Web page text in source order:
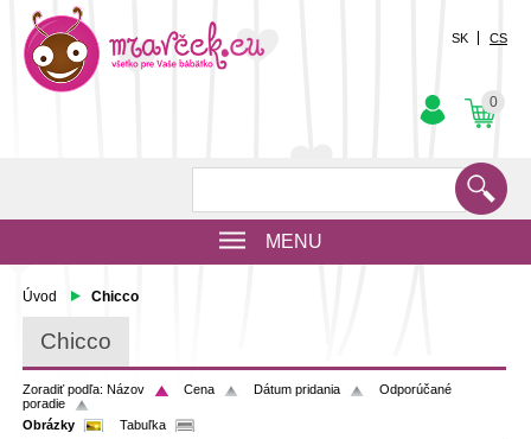
0
SK CS
MENU
Úvod Chicco
Chicco
Zoradiť podľa: Názov Cena Dátum pridania
Odporúčané
poradie
Obrázky
Tabuľka